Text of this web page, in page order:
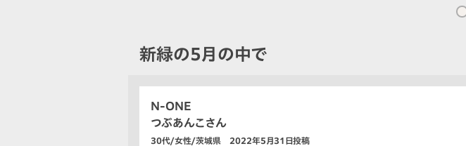
新緑の5月の中で
N-ONE
つぶあんこさん
30代/女性/茨城県 2022年5月31日投稿